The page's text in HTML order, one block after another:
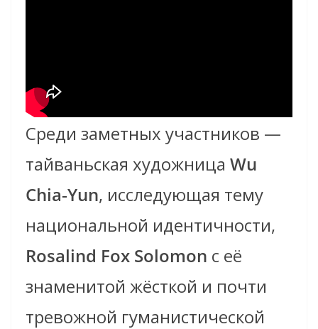
Среди заметных участников —
тайваньская художница Wu
Chia‑Yun, исследующая тему
национальной идентичности,
Rosalind Fox Solomon с её
знаменитой жёсткой и почти
тревожной гуманистической